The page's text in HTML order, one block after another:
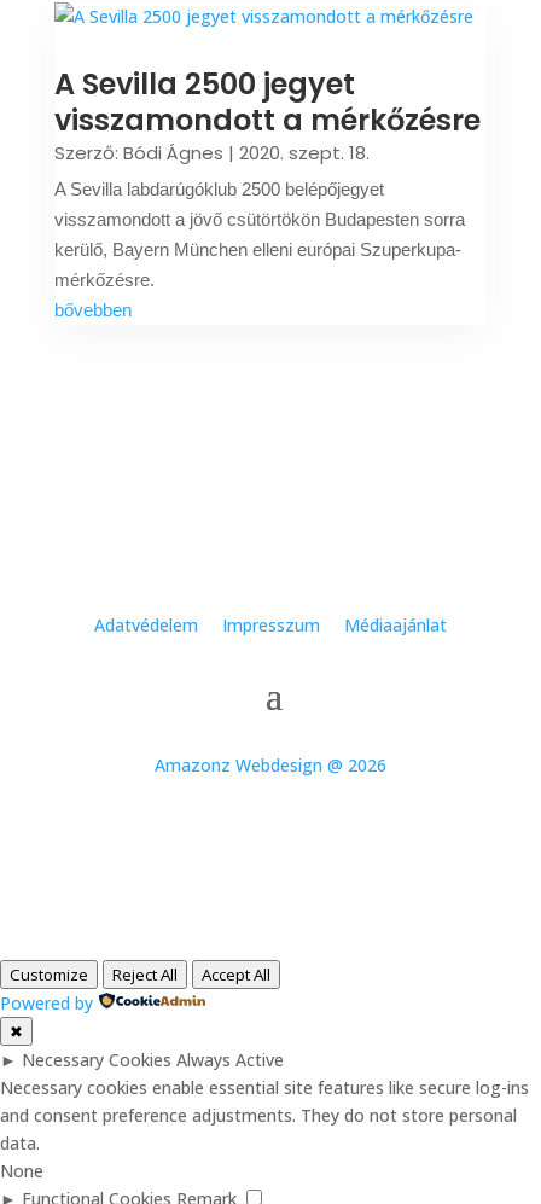
A Sevilla 2500 jegyet
visszamondott a mérkőzésre
Szerző: Bódi Ágnes | 2020. szept. 18.
A Sevilla labdarúgóklub 2500 belépőjegyet
visszamondott a jövő csütörtökön Budapesten sorra
kerülő, Bayern München elleni európai Szuperkupa-
mérkőzésre.
bővebben
Adatvédelem Impresszum Médiaajánlat
Amazonz Webdesign @ 2026
Customize Reject All Accept All
Powered by
✖
► Necessary Cookies Always Active
Necessary cookies enable essential site features like secure log-ins
and consent preference adjustments. They do not store personal
data.
None
► Functional Cookies Remark